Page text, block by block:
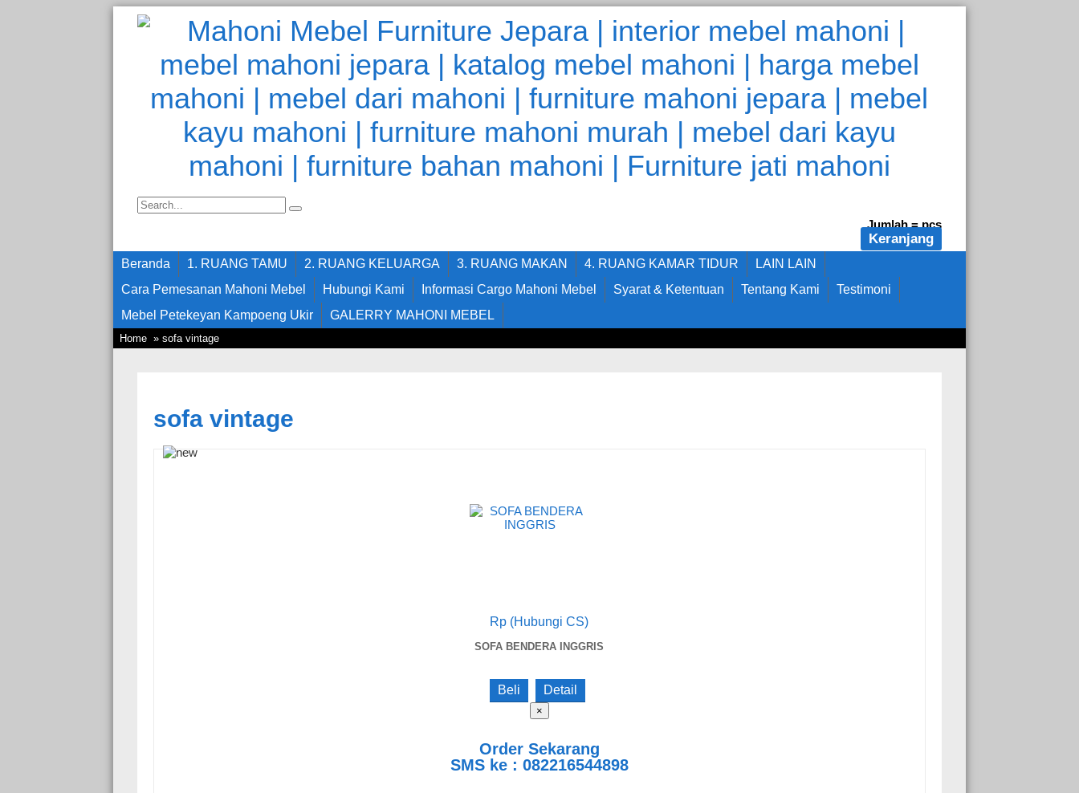
Jumlah =pcs
Keranjang
Beranda 1. RUANG TAMU 2. RUANG KELUARGA 3. RUANG MAKAN 4. RUANG KAMAR TIDUR
LAIN LAIN
Cara Pemesanan Mahoni Mebel
Hubungi Kami Informasi Cargo Mahoni Mebel Syarat & Ketentuan Tentang Kami
Testimoni
Mebel Petekeyan Kampoeng Ukir
GALERRY MAHONI MEBEL
Home » sofa vintage
sofa vintage
Rp (Hubungi CS)
SOFA BENDERA INGGRIS
Beli Detail
×
Order Sekarang
SMS ke : 082216544898